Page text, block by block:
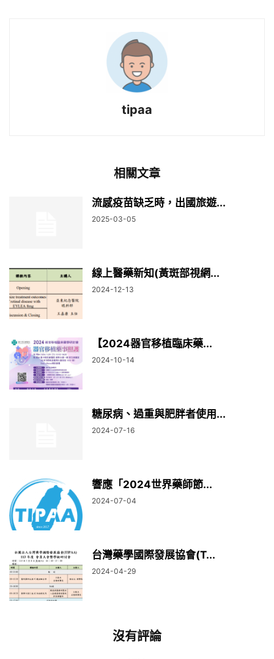
tipaa
相關文章
流感疫苗缺乏時，出國旅遊...
2025-03-05
線上醫藥新知(黃斑部視網...
2024-12-13
【2024器官移植臨床藥...
2024-10-14
糖尿病、過重與肥胖者使用...
2024-07-16
響應「2024世界藥師節...
2024-07-04
台灣藥學國際發展協會(T...
2024-04-29
沒有評論